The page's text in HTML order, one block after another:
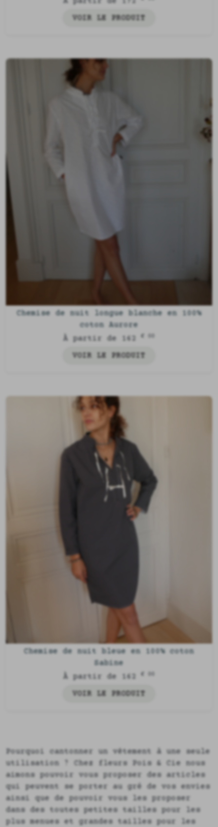
VOIR LE PRODUIT
Chemise de nuit longue blanche en 100%
coton Aurore
À partir de 162€ 00
VOIR LE PRODUIT
Chemise de nuit bleue en 100% coton
Sabine
À partir de 162€ 00
VOIR LE PRODUIT
Pourquoi cantonner un vêtement à une seule
utilisation ? Chez fleurs Pois & Cie nous
aimons pouvoir vous proposer des articles
qui peuvent se porter au gré de vos envies
ainsi que de pouvoir vous les proposer
dans des toutes petites tailles pour les
plus menues et grandes tailles pour les